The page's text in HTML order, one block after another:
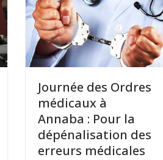
Journée des Ordres
médicaux à
Annaba : Pour la
dépénalisation des
erreurs médicales